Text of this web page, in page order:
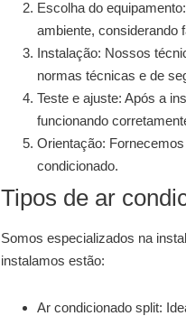
Escolha do equipamento:
ambiente, considerando
Instalação: Nossos
normas técnicas e de
Teste e ajuste: Após a
funcionando
Orientação:
condicionado.
Tipos de ar
Somos especializados na
instalamos estão:
Ar condicionado split: